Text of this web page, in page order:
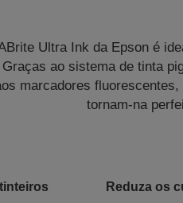
Ultra Ink da Epson é
ao sistema de tinta
marcadores
tornam-na
Reduza os